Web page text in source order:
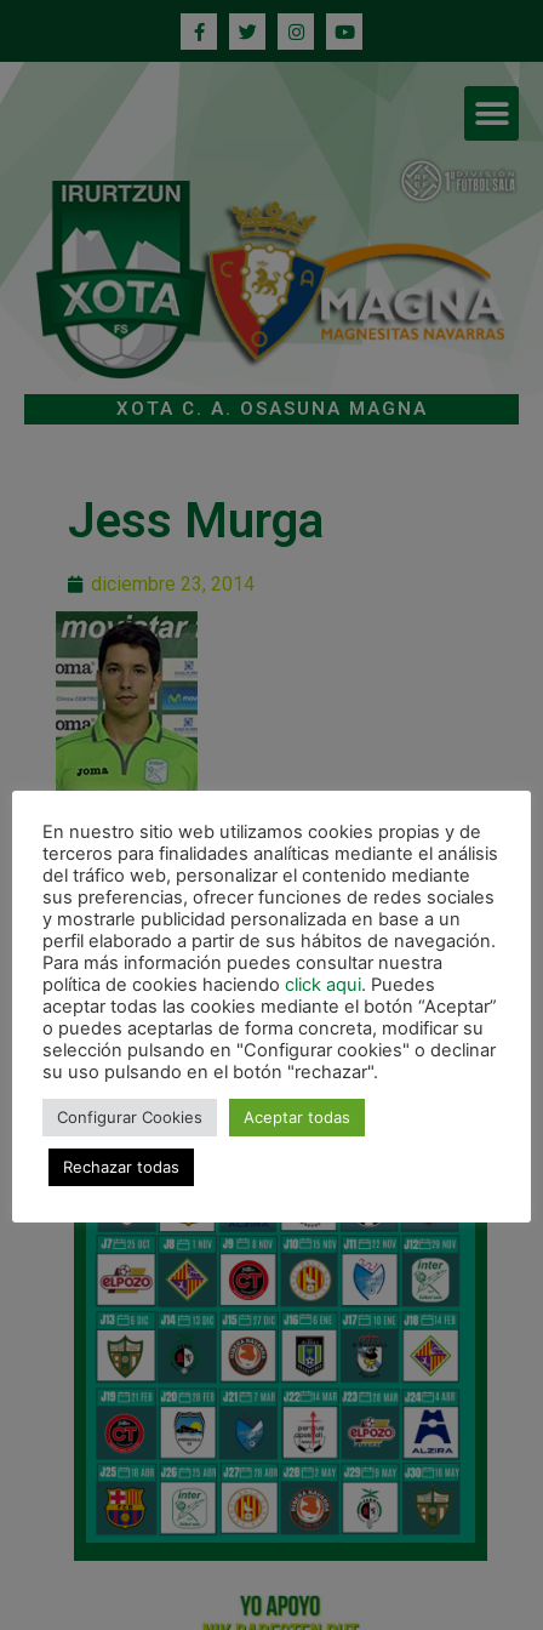
XOTA C. A. OSASUNA MAGNA
Jess Murga
diciembre 23, 2014
ANTERIOR
Jesús Murga se incorpora a la plantilla cedido por Inter Movistar
CALENDARIO DE LIGA
En nuestro sitio web utilizamos cookies propias y de
terceros para finalidades analíticas mediante el análisis
del tráfico web, personalizar el contenido mediante
sus preferencias, ofrecer funciones de redes sociales
y mostrarle publicidad personalizada en base a un
perfil elaborado a partir de sus hábitos de navegación.
Para más información puedes consultar nuestra
política de cookies haciendo click aqui. Puedes
aceptar todas las cookies mediante el botón “Aceptar”
o puedes aceptarlas de forma concreta, modificar su
selección pulsando en "Configurar cookies" o declinar
su uso pulsando en el botón "rechazar".
Configurar Cookies Aceptar todas
Rechazar todas